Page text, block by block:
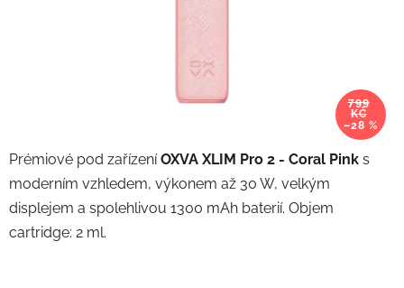
Prémiové pod zařízeníOXVA XLIM Pro 2 - Coral Pink s
moderním vzhledem, výkonem až 30 W, velkým
displejem a spolehlivou 1300 mAh baterií. Objem
cartridge: 2 ml.
799
KČ
–28 %